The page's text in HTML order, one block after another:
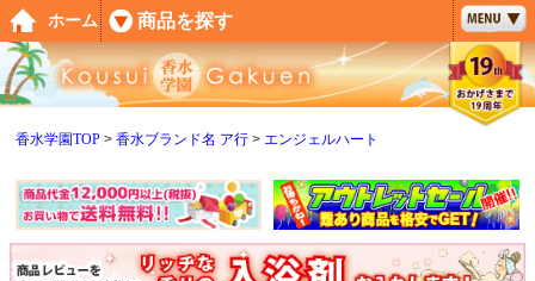
香水学園TOP 香水ブランド名 ア行 エンジェルハート
ペー
ジト
ップ
へ
ホーム 商品を探す